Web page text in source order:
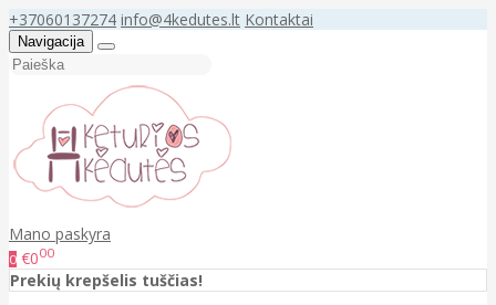
+37060137274 info@4kedutes.lt Kontaktai
Navigacija
Mano paskyra
0 €000
Prekių krepšelis tuščias!